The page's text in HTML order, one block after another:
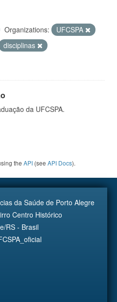
Organizations:
UFCSPA
disciplinas
da UFCSPA.
the API (see API Docs).
da Saúde de Porto Alegre
Centro Histórico
RS - Brasil